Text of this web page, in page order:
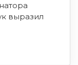
выразил